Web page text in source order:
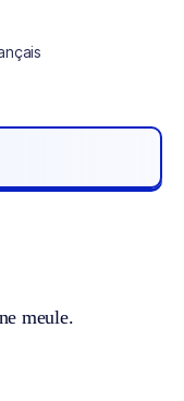
meule.